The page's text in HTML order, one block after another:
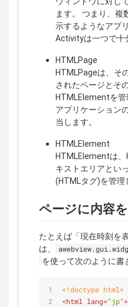
ます。 つまり、複
示するようなアプ
Activityは一つで十
HTMLPage
HTMLPageは、そ
されたページとそ
HTMLElementを
アプリケーション
当します。
HTMLElement
HTMLElementは
キストエリアとい
(HTMLタグ)を管理
ページに内容
たとえば「現在時刻を
は、
を使って次のように書
<!doctype html>
<html lang="jp">